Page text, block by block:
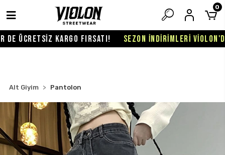
ÜCRETSİZ KARGO FIRSATI! SEZON İNDİRİMLERİ VİOLON'DA
0
Alt Giyim Pantolon